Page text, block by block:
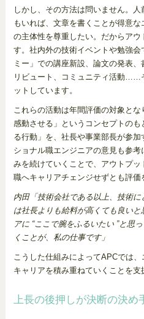
しかし、その方法は問いません。
もいれば、文章を書くことが得意
の主体性を尊重したい。だからア
す。社内外の技術イベントや勉強
ミー」での講座新設、論文の発表
リビュート、コミュニティ活動……
ットしています。
これらの活動は年間評価の対象と
感動させる」というコンセプトの
る行動」を、社長や事業部長が参
ショナル職エンジニアの意見も参
みを続けていくことで、アウトプ
職へキャリアチェンジせずとも評価
内田「技術会社である以上、技術
は社長よりも給料が高くても良い
アに “ここで腕をふるいたい ”と思
くことが、私の仕事です」
こうした仕組みによってAPCでは
キャリアを積み重ねていくことを支
上長の後押しが決断の決め